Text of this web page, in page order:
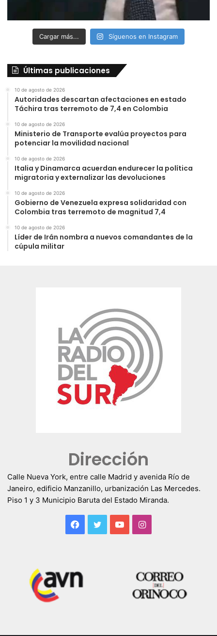
Cargar más... Síguenos en Instagram
Últimas publicaciones
10 de agosto de 2026
Autoridades descartan afectaciones en estado
Táchira tras terremoto de 7,4 en Colombia
10 de agosto de 2026
Ministerio de Transporte evalúa proyectos para
potenciar la movilidad nacional
10 de agosto de 2026
Italia y Dinamarca acuerdan endurecer la política
migratoria y externalizar las devoluciones
10 de agosto de 2026
Gobierno de Venezuela expresa solidaridad con
Colombia tras terremoto de magnitud 7,4
10 de agosto de 2026
Líder de Irán nombra a nuevos comandantes de la
cúpula militar
Dirección
Calle Nueva York, entre calle Madrid y avenida Río de
Janeiro, edificio Manzanillo, urbanización Las Mercedes.
Piso 1 y 3 Municipio Baruta del Estado Miranda.
Facebook
TwitterYouTubeInstagram